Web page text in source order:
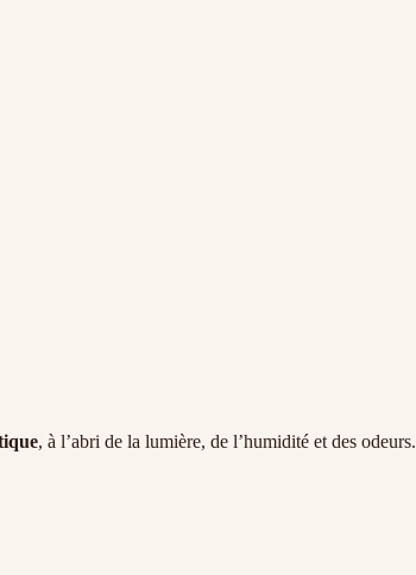
, à l’abri de la lumière, de l’humidité et des odeurs.